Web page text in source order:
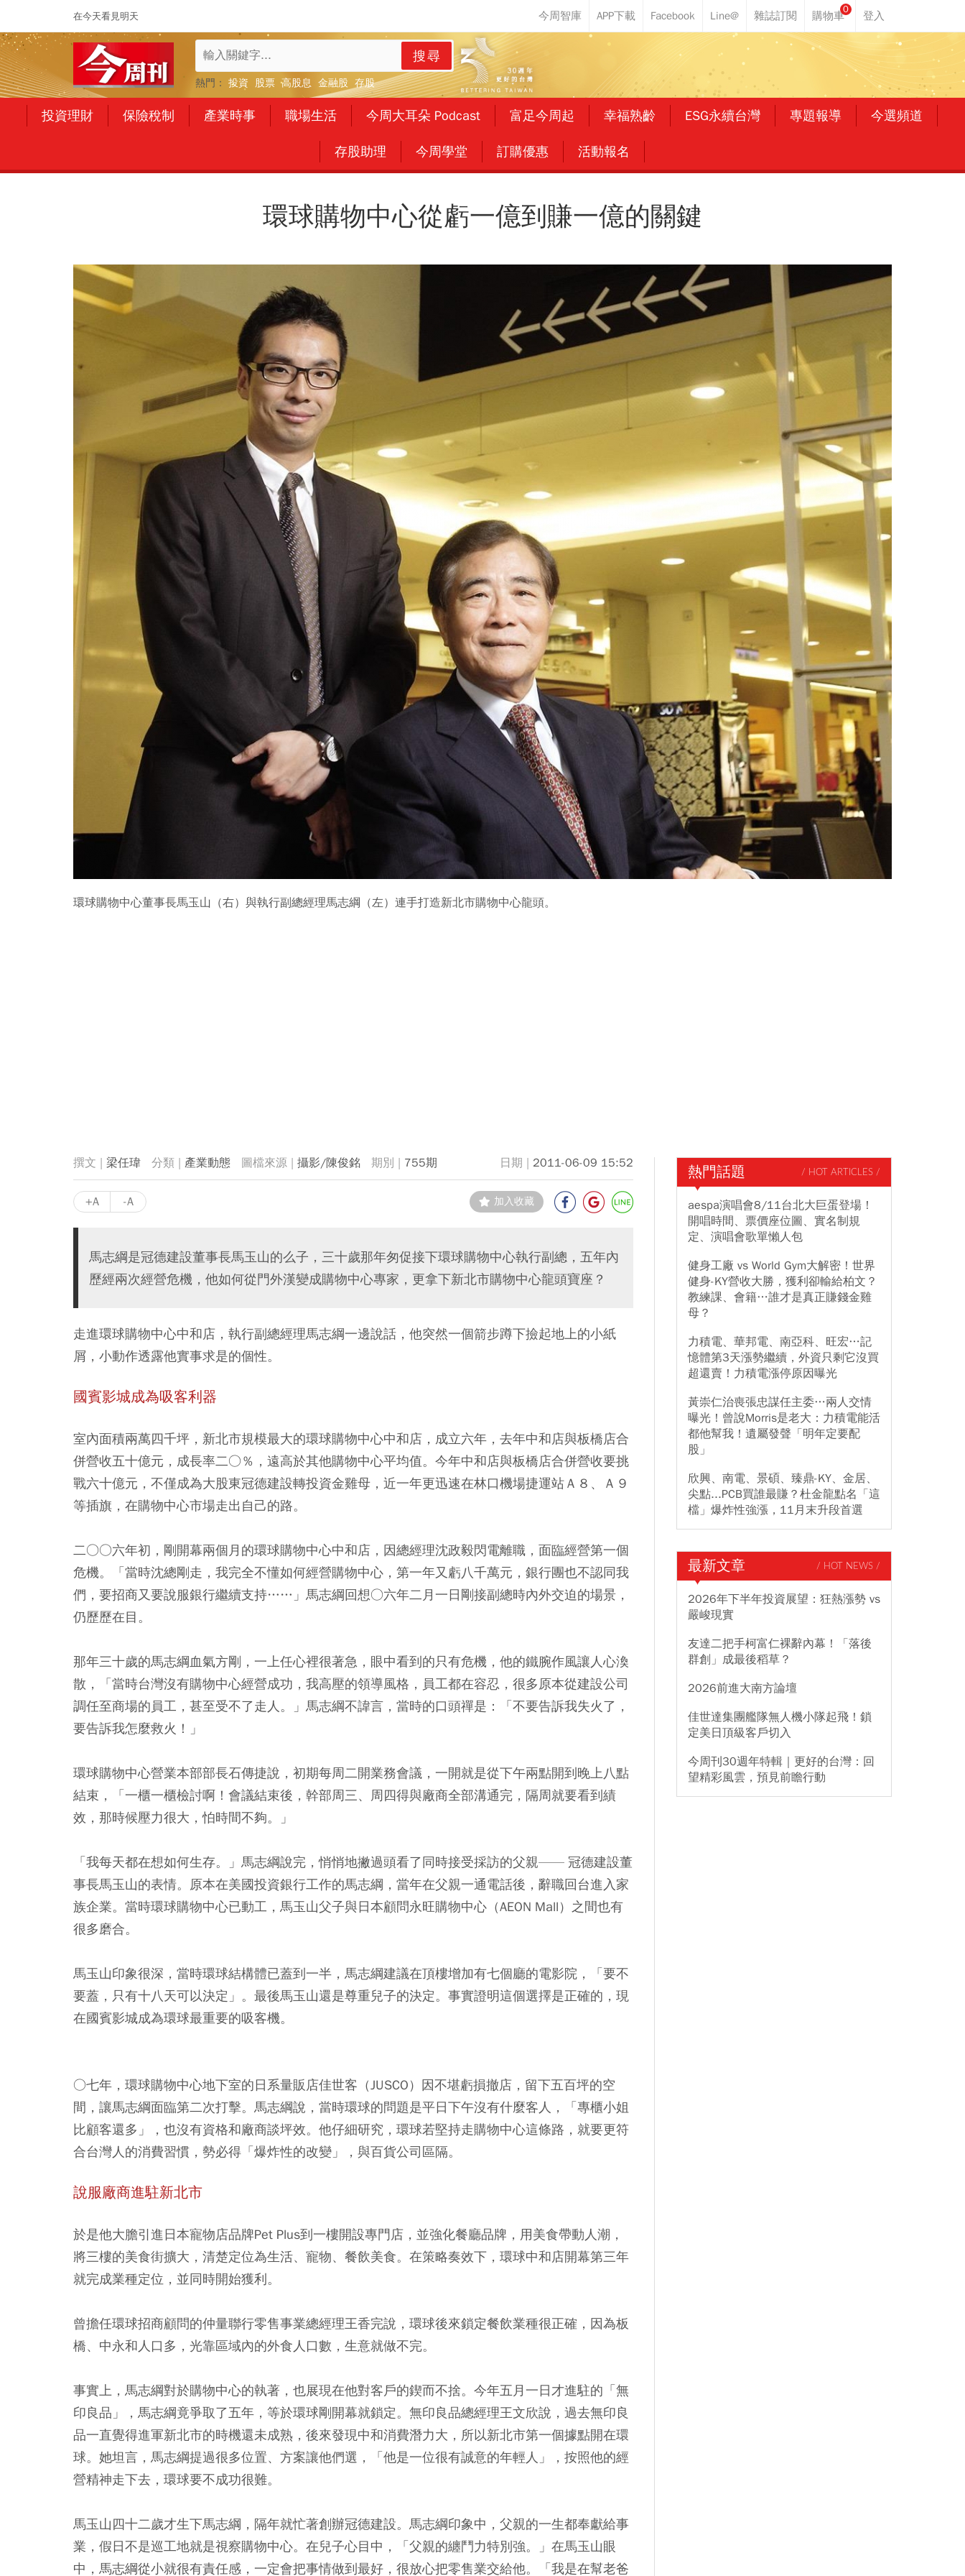
在今天看見明天
0
搜尋
熱門： 投資 股票 高股息 金融股 存股
投資理財 保險稅制 產業時事 職場生活 今周大耳朵 Podcast 富足今周起 幸福熟齡 ESG永續台灣 專題報導 今選頻道
存股助理 今周學堂 訂購優惠 活動報名
環球購物中心從虧一億到賺一億的關鍵
環球購物中心董事長馬玉山（右）與執行副總經理馬志綱（左）連手打造新北市購物中心龍頭。
梁任瑋 產業動態 攝影/陳俊銘 755期 2011-06-09 15:52
+A -A 加入收藏
馬志綱是冠德建設董事長馬玉山的么子，三十歲那年匆促接下環球購物中心執行副總，五年內
歷經兩次經營危機，他如何從門外漢變成購物中心專家，更拿下新北市購物中心龍頭寶座？
走進環球購物中心中和店，執行副總經理馬志綱一邊說話，他突然一個箭步蹲下撿起地上的小紙
屑，小動作透露他實事求是的個性。
國賓影城成為吸客利器
室內面積兩萬四千坪，新北市規模最大的環球購物中心中和店，成立六年，去年中和店與板橋店合
併營收五十億元，成長率二○％，遠高於其他購物中心平均值。今年中和店與板橋店合併營收要挑
戰六十億元，不僅成為大股東冠德建設轉投資金雞母，近一年更迅速在林口機場捷運站Ａ８、Ａ９
等插旗，在購物中心市場走出自己的路。
二○○六年初，剛開幕兩個月的環球購物中心中和店，因總經理沈政毅閃電離職，面臨經營第一個
危機。「當時沈總剛走，我完全不懂如何經營購物中心，第一年又虧八千萬元，銀行團也不認同我
們，要招商又要說服銀行繼續支持……」馬志綱回想○六年二月一日剛接副總時內外交迫的場景，
仍歷歷在目。
那年三十歲的馬志綱血氣方剛，一上任心裡很著急，眼中看到的只有危機，他的鐵腕作風讓人心渙
散，「當時台灣沒有購物中心經營成功，我高壓的領導風格，員工都在容忍，很多原本從建設公司
調任至商場的員工，甚至受不了走人。」馬志綱不諱言，當時的口頭禪是：「不要告訴我失火了，
要告訴我怎麼救火！」
環球購物中心營業本部部長石傳捷說，初期每周二開業務會議，一開就是從下午兩點開到晚上八點
結束，「一櫃一櫃檢討啊！會議結束後，幹部周三、周四得與廠商全部溝通完，隔周就要看到績
效，那時候壓力很大，怕時間不夠。」
「我每天都在想如何生存。」馬志綱說完，悄悄地撇過頭看了同時接受採訪的父親—— 冠德建設董
事長馬玉山的表情。原本在美國投資銀行工作的馬志綱，當年在父親一通電話後，辭職回台進入家
族企業。當時環球購物中心已動工，馬玉山父子與日本顧問永旺購物中心（AEON Mall）之間也有
很多磨合。
馬玉山印象很深，當時環球結構體已蓋到一半，馬志綱建議在頂樓增加有七個廳的電影院，「要不
要蓋，只有十八天可以決定」。最後馬玉山還是尊重兒子的決定。事實證明這個選擇是正確的，現
在國賓影城成為環球最重要的吸客機。
○七年，環球購物中心地下室的日系量販店佳世客（JUSCO）因不堪虧損撤店，留下五百坪的空
間，讓馬志綱面臨第二次打擊。馬志綱說，當時環球的問題是平日下午沒有什麼客人，「專櫃小姐
比顧客還多」，也沒有資格和廠商談坪效。他仔細研究，環球若堅持走購物中心這條路，就要更符
合台灣人的消費習慣，勢必得「爆炸性的改變」，與百貨公司區隔。
說服廠商進駐新北市
於是他大膽引進日本寵物店品牌Pet Plus到一樓開設專門店，並強化餐廳品牌，用美食帶動人潮，
將三樓的美食街擴大，清楚定位為生活、寵物、餐飲美食。在策略奏效下，環球中和店開幕第三年
就完成業種定位，並同時開始獲利。
曾擔任環球招商顧問的仲量聯行零售事業總經理王香完說，環球後來鎖定餐飲業種很正確，因為板
橋、中永和人口多，光靠區域內的外食人口數，生意就做不完。
事實上，馬志綱對於購物中心的執著，也展現在他對客戶的鍥而不捨。今年五月一日才進駐的「無
印良品」，馬志綱竟爭取了五年，等於環球剛開幕就鎖定。無印良品總經理王文欣說，過去無印良
品一直覺得進軍新北市的時機還未成熟，後來發現中和消費潛力大，所以新北市第一個據點開在環
球。她坦言，馬志綱提過很多位置、方案讓他們選，「他是一位很有誠意的年輕人」，按照他的經
營精神走下去，環球要不成功很難。
馬玉山四十二歲才生下馬志綱，隔年就忙著創辦冠德建設。馬志綱印象中，父親的一生都奉獻給事
業，假日不是巡工地就是視察購物中心。在兒子心目中，「父親的纏鬥力特別強。」在馬玉山眼
中，馬志綱從小就很有責任感，一定會把事情做到最好，很放心把零售業交給他。「我是在幫老爸
熱門話題 / HOT ARTICLES /
aespa演唱會8/11台北大巨蛋登場！
開唱時間、票價座位圖、實名制規
定、演唱會歌單懶人包
健身工廠 vs World Gym大解密！世界
健身-KY營收大勝，獲利卻輸給柏文？
教練課、會籍…誰才是真正賺錢金雞
母？
力積電、華邦電、南亞科、旺宏…記
憶體第3天漲勢繼續，外資只剩它沒買
超還賣！力積電漲停原因曝光
黃崇仁治喪張忠謀任主委…兩人交情
曝光！曾說Morris是老大：力積電能活
都他幫我！遺屬發聲「明年定要配
股」
欣興、南電、景碩、臻鼎-KY、金居、
尖點...PCB買誰最賺？杜金龍點名「這
檔」爆炸性強漲，11月末升段首選
最新文章 / HOT NEWS /
2026年下半年投資展望：狂熱漲勢 vs
嚴峻現實
友達二把手柯富仁裸辭內幕！「落後
群創」成最後稻草？
2026前進大南方論壇
佳世達集團艦隊無人機小隊起飛！鎖
定美日頂級客戶切入
今周刊30週年特輯｜更好的台灣：回
望精彩風雲，預見前瞻行動